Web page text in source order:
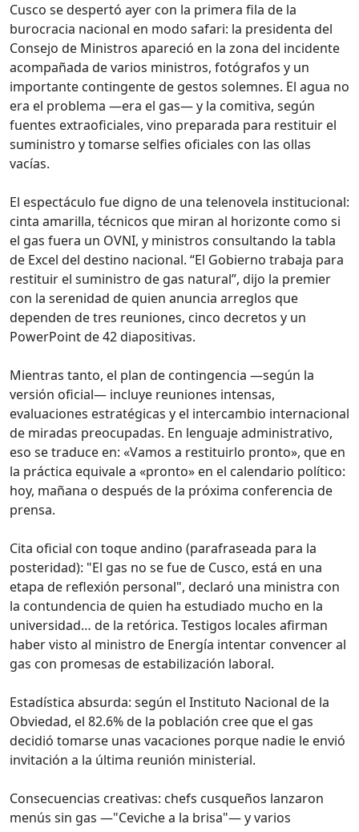
Cusco se despertó ayer con la primera fila de la
burocracia nacional en modo safari: la presidenta del
Consejo de Ministros apareció en la zona del incidente
acompañada de varios ministros, fotógrafos y un
importante contingente de gestos solemnes. El agua no
era el problema —era el gas— y la comitiva, según
fuentes extraoficiales, vino preparada para restituir el
suministro y tomarse selfies oficiales con las ollas
vacías.
El espectáculo fue digno de una telenovela institucional:
cinta amarilla, técnicos que miran al horizonte como si
el gas fuera un OVNI, y ministros consultando la tabla
de Excel del destino nacional. “El Gobierno trabaja para
restituir el suministro de gas natural”, dijo la premier
con la serenidad de quien anuncia arreglos que
dependen de tres reuniones, cinco decretos y un
PowerPoint de 42 diapositivas.
Mientras tanto, el plan de contingencia —según la
versión oficial— incluye reuniones intensas,
evaluaciones estratégicas y el intercambio internacional
de miradas preocupadas. En lenguaje administrativo,
eso se traduce en: «Vamos a restituirlo pronto», que en
la práctica equivale a «pronto» en el calendario político:
hoy, mañana o después de la próxima conferencia de
prensa.
Cita oficial con toque andino (parafraseada para la
posteridad): "El gas no se fue de Cusco, está en una
etapa de reflexión personal", declaró una ministra con
la contundencia de quien ha estudiado mucho en la
universidad… de la retórica. Testigos locales afirman
haber visto al ministro de Energía intentar convencer al
gas con promesas de estabilización laboral.
Estadística absurda: según el Instituto Nacional de la
Obviedad, el 82.6% de la población cree que el gas
decidió tomarse unas vacaciones porque nadie le envió
invitación a la última reunión ministerial.
Consecuencias creativas: chefs cusqueños lanzaron
menús sin gas —"Ceviche a la brisa"— y varios